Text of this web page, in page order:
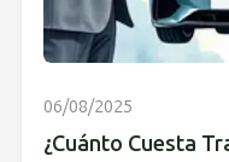
06/08/2025
¿Cuánto Cuesta